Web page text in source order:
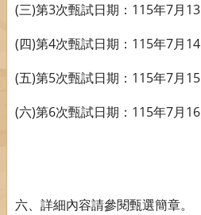
(三)第3次甄試日期： 115年7月 13
( 四)第4次甄試日期： 115年7月 14
(五)第5次甄試日期： 115年7月 15
(六)第6次甄試日期： 115年7月 16
六、詳細內容請參閱甄選簡章。